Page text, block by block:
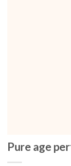
Pure age